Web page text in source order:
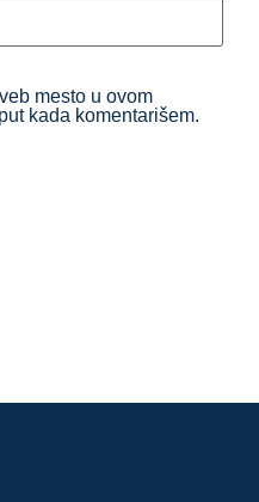
mesto u ovom
kada komentarišem.